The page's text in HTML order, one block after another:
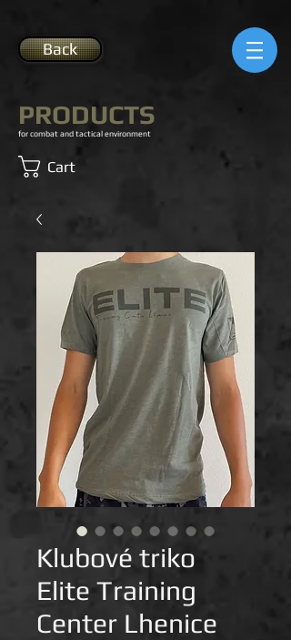
Back
PRODUCTS
for combat and tactical environment
Cart
Klubové triko
Elite Training
Center Lhenice